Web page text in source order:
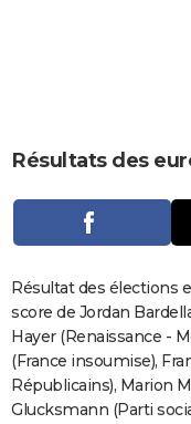
CARTE DE VOEUX
Carte de Noël
Carte Bonne année
Carte Saint-Valentin
Carte Pâques
Carte d'anniversaire
DICTIONNAIRE
Dictionnaire
Biographies
Citations
Expressions
Proverbes
PROGRAMME TV
COPAINS D'AVANT
S'inscrire
Se connecter
Lycées
Collèges
Primaires
Universités
Entreprises
Service militaire
Avis de recherche
AVIS DE DÉCÈS
FORUM
Résultats des
Résultat des élections
score de Jordan
Hayer (Renaissance -
(France insoumise),
Républicains), Marion
Glucksmann (Parti